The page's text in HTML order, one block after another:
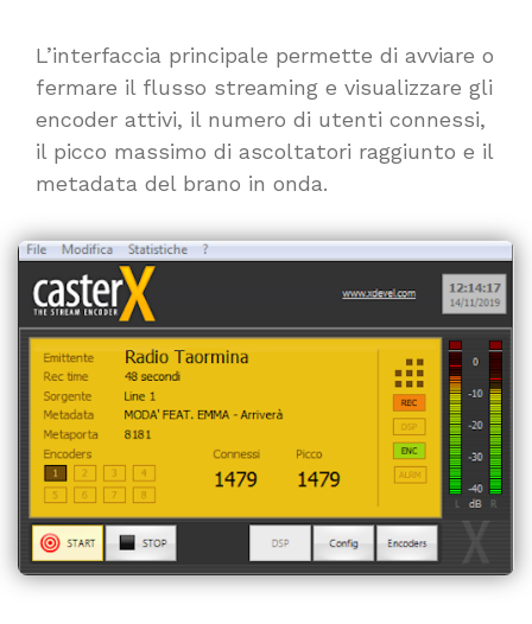
L’interfaccia principale permette di avviare o
fermare il flusso streaming e visualizzare gli
encoder attivi, il numero di utenti connessi,
il picco massimo di ascoltatori raggiunto e il
metadata del brano in onda.